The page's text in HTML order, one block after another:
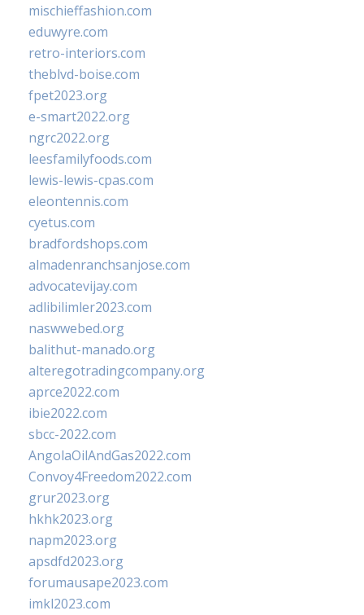
mischieffashion.com
eduwyre.com
retro-interiors.com
theblvd-boise.com
fpet2023.org
e-smart2022.org
ngrc2022.org
leesfamilyfoods.com
lewis-lewis-cpas.com
eleontennis.com
cyetus.com
bradfordshops.com
almadenranchsanjose.com
advocatevijay.com
adlibilimler2023.com
naswwebed.org
balithut-manado.org
alteregotradingcompany.org
aprce2022.com
ibie2022.com
sbcc-2022.com
AngolaOilAndGas2022.com
Convoy4Freedom2022.com
grur2023.org
hkhk2023.org
napm2023.org
apsdfd2023.org
forumausape2023.com
imkl2023.com